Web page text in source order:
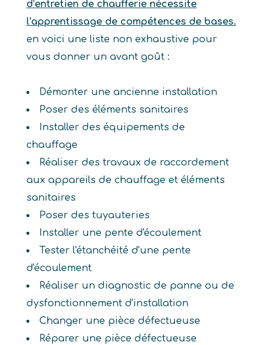
d’entretien de chaufferie nécessite
l’apprentissage de compétences de bases.
en voici une liste non exhaustive pour
vous donner un avant goût :
Démonter une ancienne installation
Poser des éléments sanitaires
Installer des équipements de
chauffage
Réaliser des travaux de raccordement
aux appareils de chauffage et éléments
sanitaires
Poser des tuyauteries
Installer une pente d'écoulement
Tester l'étanchéité d'une pente
d'écoulement
Réaliser un diagnostic de panne ou de
dysfonctionnement d'installation
Changer une pièce défectueuse
Réparer une pièce défectueuse